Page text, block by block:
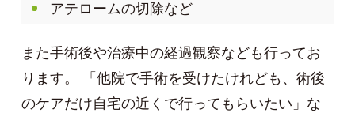
アテロームの切除など
また手術後や治療中の経過観察なども行ってお
ります。
「他院で手術を受けたけれども、術後
のケアだけ自宅の近くで行ってもらいたい」な